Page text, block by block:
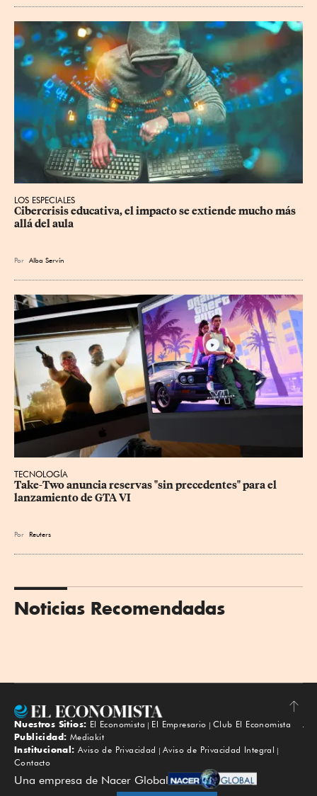
LOS ESPECIALES
Cibercrisis educativa, el impacto se extiende mucho más
allá del aula
Por Alba Servín
TECNOLOGÍA
Take-Two anuncia reservas "sin precedentes" para el
lanzamiento de GTA VI
Por Reuters
Noticias Recomendadas
Subir
Nuestros Sitios: El Economista El Empresario
Club El Economista
Publicidad: Mediakit
Institucional: Aviso de Privacidad
Aviso de Privacidad Integral
Contacto
Una empresa de Nacer Global